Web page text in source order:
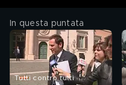
In questa puntata
Tutti contro tutti